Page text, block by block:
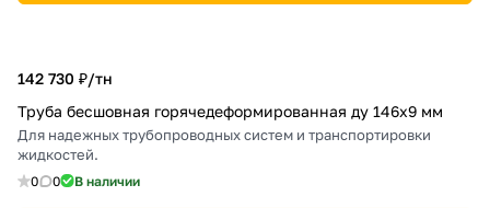
142 730 ₽/тн
Труба бесшовная горячедеформированная ду 146х9 мм
Для надежных трубопроводных систем и транспортировки
жидкостей.
0 0 В наличии